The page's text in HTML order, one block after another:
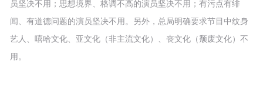
员坚决不用；思想境界、格调不高的演员坚决不用；有污点有绯
闻、有道德问题的演员坚决不用。另外，总局明确要求节目中纹身
艺人、嘻哈文化、亚文化（非主流文化）、丧文化（颓废文化）不
用。